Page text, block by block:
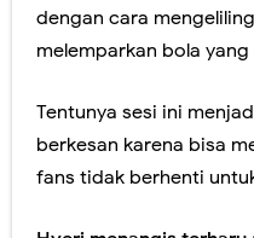
dengan cara
melemparkan bola
Tentunya sesi ini
berkesan karena bisa
fans tidak berhenti